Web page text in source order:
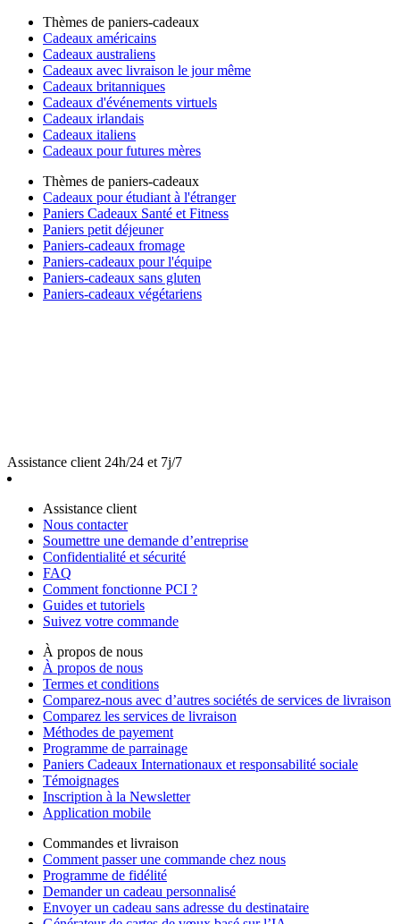
Thèmes de paniers-cadeaux
Cadeaux américains
Cadeaux australiens
Cadeaux avec livraison le jour même
Cadeaux britanniques
Cadeaux d'événements virtuels
Cadeaux irlandais
Cadeaux italiens
Cadeaux pour futures mères
Thèmes de paniers-cadeaux
Cadeaux pour étudiant à l'étranger
Paniers Cadeaux Santé et Fitness
Paniers petit déjeuner
Paniers-cadeaux fromage
Paniers-cadeaux pour l'équipe
Paniers-cadeaux sans gluten
Paniers-cadeaux végétariens
Assistance client 24h/24 et 7j/7
Assistance client
Nous contacter
Soumettre une demande d’entreprise
Confidentialité et sécurité
FAQ
Comment fonctionne PCI ?
Guides et tutoriels
Suivez votre commande
À propos de nous
À propos de nous
Termes et conditions
Comparez-nous avec d’autres sociétés de services de livraison
Comparez les services de livraison
Méthodes de payement
Programme de parrainage
Paniers Cadeaux Internationaux et responsabilité sociale
Témoignages
Inscription à la Newsletter
Application mobile
Commandes et livraison
Comment passer une commande chez nous
Programme de fidélité
Demander un cadeau personnalisé
Envoyer un cadeau sans adresse du destinataire